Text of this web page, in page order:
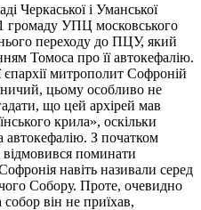
Черкаської і Уманської
громаду УПЦ московського
переходу до ПЦУ, який
Томоса про її автокефалію.
митрополит Софроній
цьому особливо не
що цей архірей мав
крила», оскільки
автокефалію. З початком
відмовився поминати
навіть називали серед
Собору. Проте, очевидно
він не приїхав,